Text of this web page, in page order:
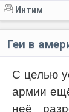
Интим
Геи в
С целью
армии
неё